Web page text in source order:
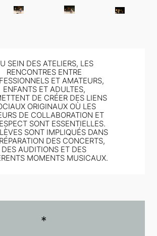
SEIN DES ATELIERS, LES
RENCONTRES ENTRE
ET AMATEURS,
ENFANTS ET ADULTES,
DE CRÉER DES LIENS
ORIGINAUX OÙ LES
DE COLLABORATION ET
SONT ESSENTIELLES.
SONT IMPLIQUÉS DANS
DES CONCERTS,
DES AUDITIONS ET DES
MOMENTS MUSICAUX.
*